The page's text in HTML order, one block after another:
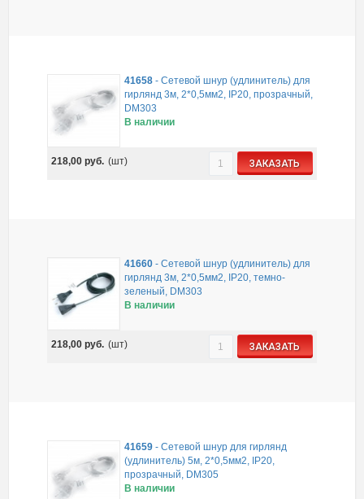
41658 -Сетевой шнур (удлинитель) для
гирлянд 3м, 2*0,5мм2, IP20, прозрачный,
DM303
В наличии
218,00руб. (шт) ЗАКАЗАТЬ
41660 -Сетевой шнур (удлинитель) для
гирлянд 3м, 2*0,5мм2, IP20, темно-
зеленый, DM303
В наличии
218,00руб. (шт) ЗАКАЗАТЬ
41659 -Сетевой шнур для гирлянд
(удлинитель) 5м, 2*0,5мм2, IP20,
прозрачный, DM305
В наличии